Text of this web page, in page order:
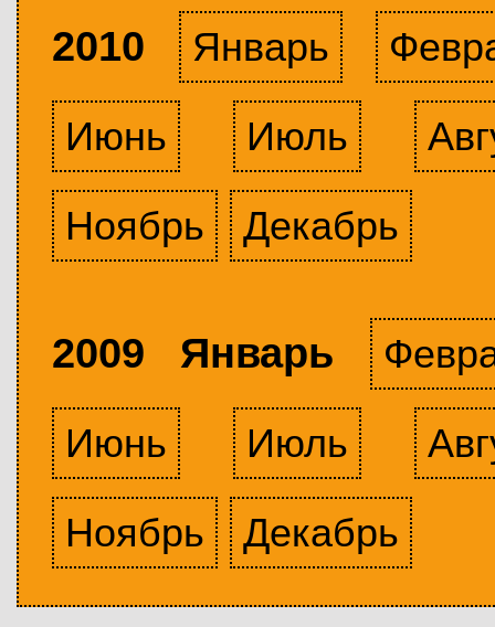
2010 Январь
Июнь
Июль
Ноябрь
Декабрь
2009 Январь
Июнь
Июль
Ноябрь
Декабрь